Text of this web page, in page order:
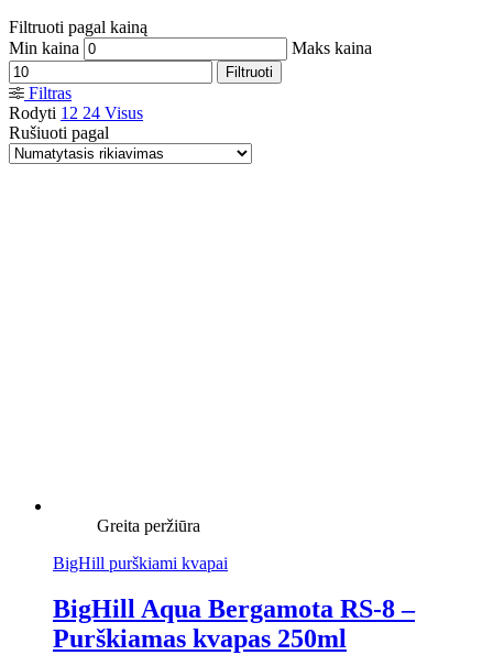
Filtruoti pagal kainą
Min kaina
Maks kaina
Filtruoti
Filtras
Rodyti 12 24 Visus
Rušiuoti pagal
Greita peržiūra
BigHill purškiami kvapai
BigHill Aqua Bergamota RS-8 –
Purškiamas kvapas 250ml